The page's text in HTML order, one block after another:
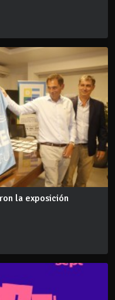
la exposición